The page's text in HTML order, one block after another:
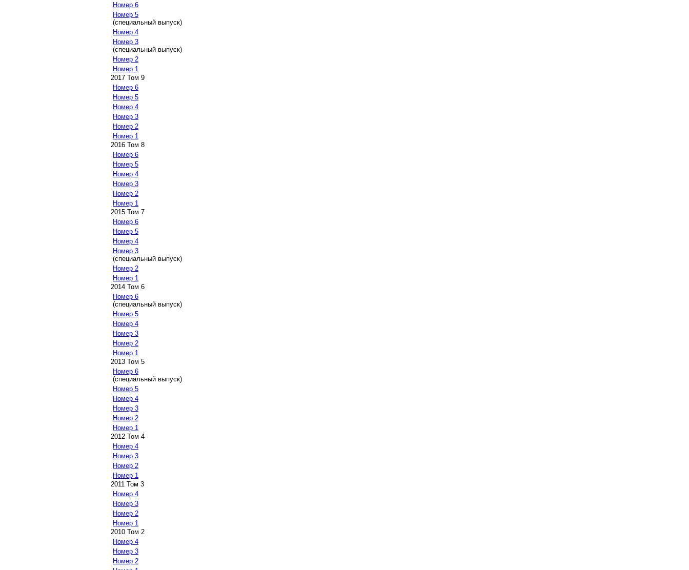
Номер 6
Номер 5
(специальный выпуск)
Номер 4
Номер 3
(специальный выпуск)
Номер 2
Номер 1
2017 Том 9
Номер 6
Номер 5
Номер 4
Номер 3
Номер 2
Номер 1
2016 Том 8
Номер 6
Номер 5
Номер 4
Номер 3
Номер 2
Номер 1
2015 Том 7
Номер 6
Номер 5
Номер 4
Номер 3
(специальный выпуск)
Номер 2
Номер 1
2014 Том 6
Номер 6
(специальный выпуск)
Номер 5
Номер 4
Номер 3
Номер 2
Номер 1
2013 Том 5
Номер 6
(специальный выпуск)
Номер 5
Номер 4
Номер 3
Номер 2
Номер 1
2012 Том 4
Номер 4
Номер 3
Номер 2
Номер 1
2011 Том 3
Номер 4
Номер 3
Номер 2
Номер 1
2010 Том 2
Номер 4
Номер 3
Номер 2